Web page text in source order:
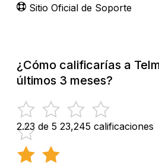
Sitio Oficial de Soporte
¿Cómo calificarías a
últimos 3 meses?
2.23 de 5 23,245 calificaciones